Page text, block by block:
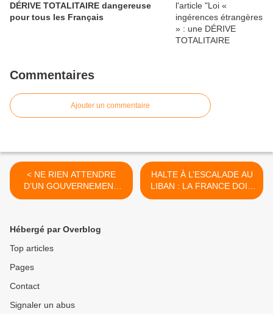
DÉRIVE TOTALITAIRE dangereuse
pour tous les Français
Commentaires
Ajouter un commentaire
< NE RIEN ATTENDRE
D’UN GOUVERNEMENT
DE COMPTABLES
HALTE À L’ESCALADE AU
LIBAN : LA FRANCE DOIT
RAPPELER SON
Hébergé par Overblog
Top articles
Pages
Contact
Signaler un abus